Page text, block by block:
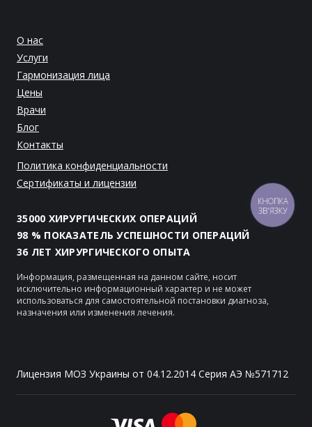
О нас
Услуги
Гармонизация лица
Цены
Врачи
Блог
Контакты
Политика конфиденциальности
Сертификаты и лицензии
35000 ХИРУРГИЧЕСКИХ ОПЕРАЦИЙ
98 % ПОКАЗАТЕЛЬ УСПЕШНОСТИ ОПЕРАЦИЙ
36 ЛЕТ ХИРУРГИЧЕСКОГО ОПЫТА
Информация, размещенная на данном сайте, носит
исключительно информационный характер и не может
использоваться для самостоятельной постановки диагноза,
назначения или изменения лечения.
Лицензия МОЗ Украины от 04.12.2014 Серия АЭ №571712
КНОПКА
ЗВ'ЯЗКУ